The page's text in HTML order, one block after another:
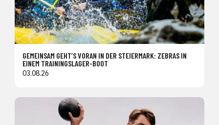
GEMEINSAM GEHT’S VORAN IN DER STEIERMARK: ZEBRAS IN
EINEM TRAININGSLAGER-BOOT
03.08.26